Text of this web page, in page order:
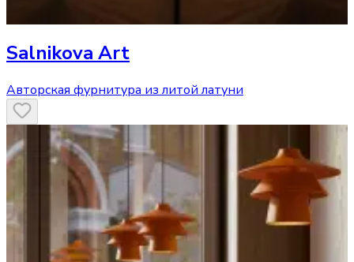
Salnikova Art
Авторская фурнитура из литой латуни